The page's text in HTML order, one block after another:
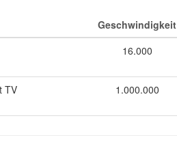
Geschwindigkeit
16.000
TV 1.000.000